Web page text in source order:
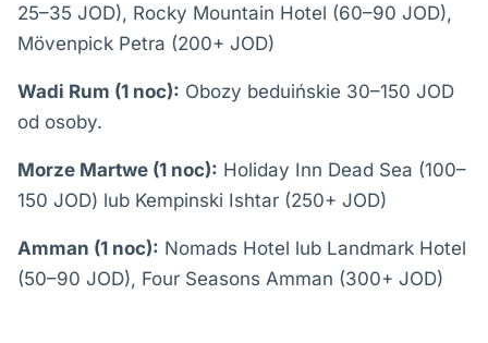
25–35 JOD), Rocky Mountain Hotel (60–90 JOD),
Mövenpick Petra (200+ JOD)
Wadi Rum (1 noc): Obozy beduińskie 30–150 JOD
od osoby.
Morze Martwe (1 noc): Holiday Inn Dead Sea (100–
150 JOD) lub Kempinski Ishtar (250+ JOD)
Amman (1 noc): Nomads Hotel lub Landmark Hotel
(50–90 JOD), Four Seasons Amman (300+ JOD)